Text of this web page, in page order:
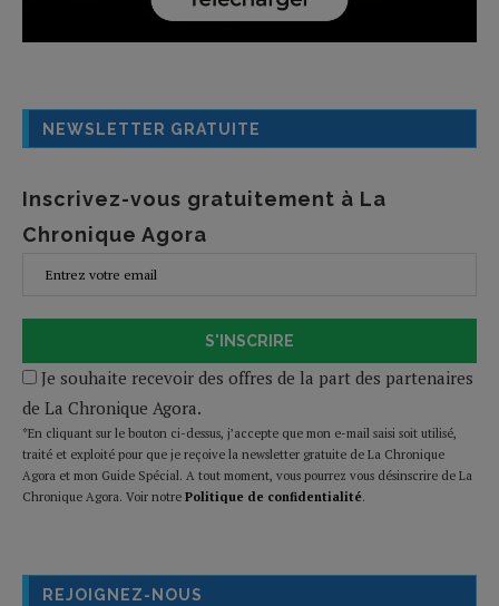
NEWSLETTER GRATUITE
Inscrivez-vous gratuitement à La
Chronique Agora
S'INSCRIRE
Je souhaite recevoir des offres de la part des partenaires
de La Chronique Agora.
*En cliquant sur le bouton ci-dessus, j’accepte que mon e-mail saisi soit utilisé,
traité et exploité pour que je reçoive la newsletter gratuite de La Chronique
Agora et mon Guide Spécial. A tout moment, vous pourrez vous désinscrire de La
Chronique Agora. Voir notre Politique de confidentialité.
REJOIGNEZ-NOUS